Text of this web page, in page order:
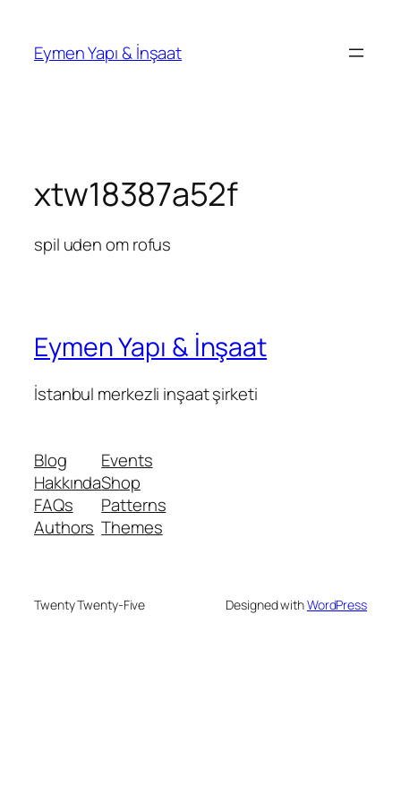
Eymen Yapı & İnşaat
xtw18387a52f
spil uden om rofus
Eymen Yapı & İnşaat
İstanbul merkezli inşaat şirketi
Blog
Hakkında
FAQs
Authors
Events
Shop
Patterns
Themes
Twenty Twenty-Five Designed withWordPress